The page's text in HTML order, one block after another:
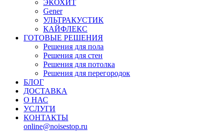
ЭКОХИТ
Gener
УЛЬТРАКУСТИК
КАЙФЛЕКС
ГОТОВЫЕ РЕШЕНИЯ
Решения для пола
Решения для стен
Решения для потолка
Решения для перегородок
БЛОГ
ДОСТАВКА
О НАС
УСЛУГИ
КОНТАКТЫ
online@noisestop.ru